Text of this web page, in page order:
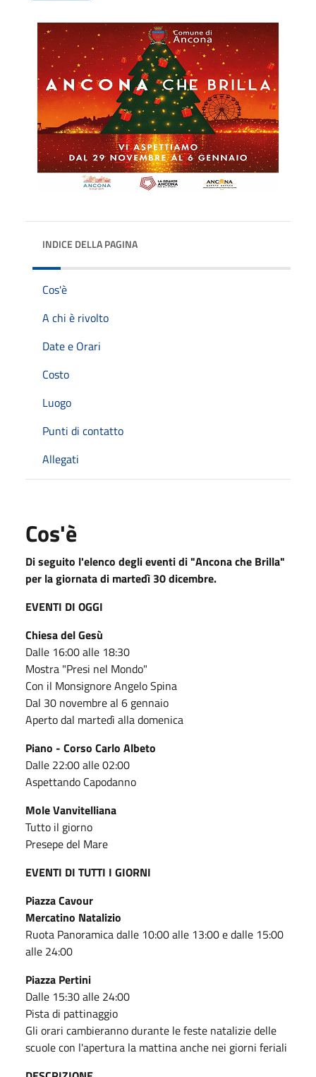
INDICE DELLA PAGINA
Cos'è
A chi è rivolto
Date e Orari
Costo
Luogo
Punti di contatto
Allegati
Cos'è
Di seguito l'elenco degli eventi di "Ancona che Brilla"
per la giornata di martedì 30 dicembre.
EVENTI DI OGGI
Chiesa del Gesù
Dalle 16:00 alle 18:30
Mostra "Presi nel Mondo"
Con il Monsignore Angelo Spina
Dal 30 novembre al 6 gennaio
Aperto dal martedì alla domenica
Piano - Corso Carlo Albeto
Dalle 22:00 alle 02:00
Aspettando Capodanno
Mole Vanvitelliana
Tutto il giorno
Presepe del Mare
EVENTI DI TUTTI I GIORNI
Piazza Cavour
Mercatino Natalizio
Ruota Panoramica dalle 10:00 alle 13:00 e dalle 15:00
alle 24:00
Piazza Pertini
Dalle 15:30 alle 24:00
Pista di pattinaggio
Gli orari cambieranno durante le feste natalizie delle
scuole con l'apertura la mattina anche nei giorni feriali